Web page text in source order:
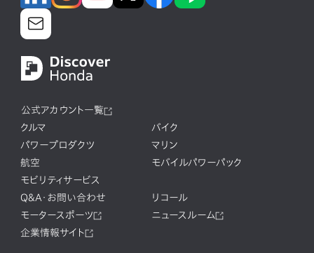
公式アカウント一覧
クルマ
バイク
パワープロダクツ
マリン
航空
モバイルパワーパック
モビリティサービス
Q&A・お問い合わせ
リコール
モータースポーツ
ニュースルーム
企業情報サイト